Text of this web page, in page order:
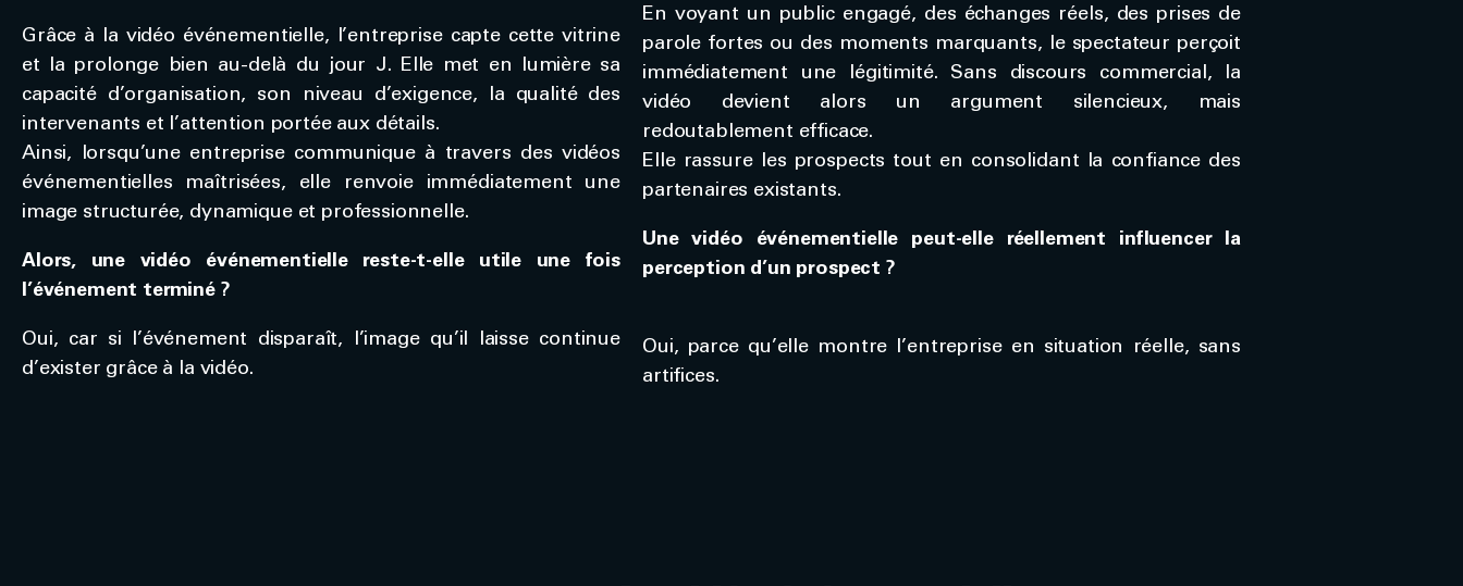
Grâce à la vidéo événementielle, l’entreprise capte cette vitrine
et la prolonge bien au-delà du jour J. Elle met en lumière sa
capacité d’organisation, son niveau d’exigence, la qualité des
intervenants et l’attention portée aux détails.
Ainsi, lorsqu’une entreprise communique à travers des vidéos
événementielles maîtrisées, elle renvoie immédiatement une
image structurée, dynamique et professionnelle.
Alors, une vidéo événementielle reste-t-elle utile une fois
l’événement terminé ?
Oui, car si l’événement disparaît, l’image qu’il laisse continue
d’exister grâce à la vidéo.
En voyant un public engagé, des échanges réels, des prises de
parole fortes ou des moments marquants, le spectateur perçoit
immédiatement une légitimité. Sans discours commercial, la
vidéo devient alors un argument silencieux, mais
redoutablement efficace.
Elle rassure les prospects tout en consolidant la confiance des
partenaires existants.
Une vidéo événementielle peut-elle réellement influencer la
perception d’un prospect ?
Oui, parce qu’elle montre l’entreprise en situation réelle, sans
artifices.